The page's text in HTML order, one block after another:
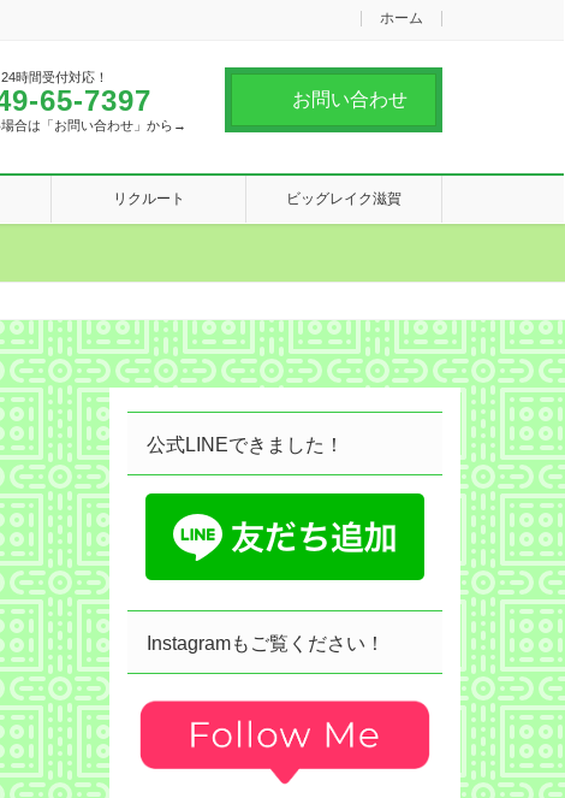
ホーム
時間受付対応！
65-7397
合は「お問い合わせ」から→
お問い合わせ
リクルート ビッグレイク滋賀
公式LINEできました！
Instagramもご覧ください！